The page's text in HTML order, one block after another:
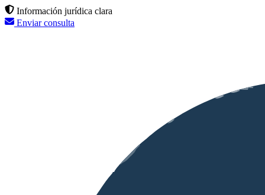
Información jurídica clara
Enviar consulta